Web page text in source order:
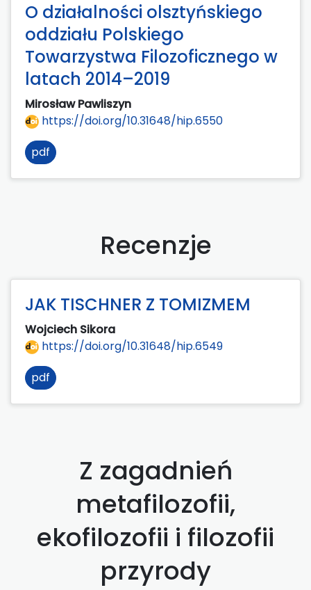
O działalności olsztyńskiego
oddziału Polskiego
Towarzystwa Filozoficznego w
latach 2014–2019
Mirosław Pawliszyn
https://doi.org/10.31648/hip.6550
pdf
Recenzje
JAK TISCHNER Z TOMIZMEM
Wojciech Sikora
https://doi.org/10.31648/hip.6549
pdf
Z zagadnień
metafilozofii,
ekofilozofii i filozofii
przyrody